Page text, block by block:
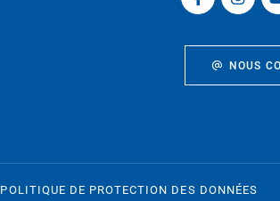
NOUS
POLITIQUE DE PROTECTION DES DONNÉES